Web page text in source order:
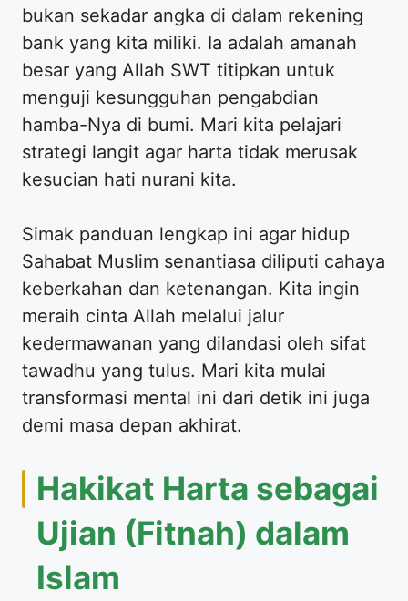
bukan sekadar angka di dalam rekening
bank yang kita miliki. Ia adalah amanah
besar yang Allah SWT titipkan untuk
menguji kesungguhan pengabdian
hamba-Nya di bumi. Mari kita pelajari
strategi langit agar harta tidak merusak
kesucian hati nurani kita.
Simak panduan lengkap ini agar hidup
Sahabat Muslim senantiasa diliputi cahaya
keberkahan dan ketenangan. Kita ingin
meraih cinta Allah melalui jalur
kedermawanan yang dilandasi oleh sifat
tawadhu yang tulus. Mari kita mulai
transformasi mental ini dari detik ini juga
demi masa depan akhirat.
Hakikat Harta sebagai
Ujian (Fitnah) dalam
Islam